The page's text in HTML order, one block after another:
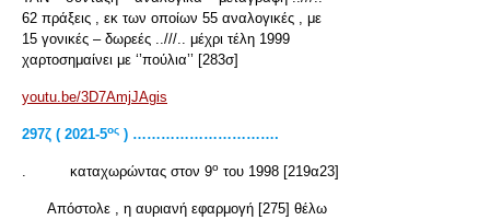
62 πράξεις , εκ των οποίων 55 αναλογικές , με
15 γονικές – δωρεές ..///.. μέχρι τέλη 1999
χαρτοσημαίνει με ‘’πούλια’’ [283σ]
youtu.be/3D7AmjJAgis
297ζ ( 2021-5ος ) ………………………….
. καταχωρώντας στον 9ο του 1998 [219α23]
Απόστολε , η αυριανή εφαρμογή [275] θέλω